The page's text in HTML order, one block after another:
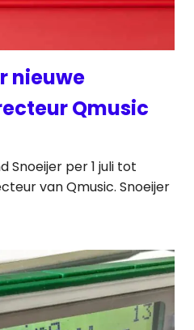
nieuwe
Qmusic
Snoeijer per 1 juli tot
van Qmusic. Snoeijer